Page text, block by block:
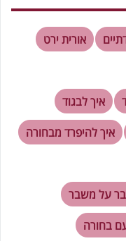
אורית ירט
איך לבגוד
איך להיפרד מבחורה
על משבר
בחורה